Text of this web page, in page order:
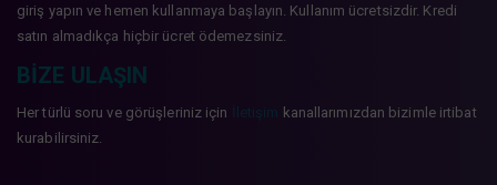
giriş yapın ve hemen kullanmaya başlayın. Kullanım ücretsizdir. Kredi
satın almadıkça hiçbir ücret ödemezsiniz.
BIZE ULAŞIN
Her türlü soru ve görüşleriniz için
kanallarımızdan bizimle irtibat
kurabilirsiniz.